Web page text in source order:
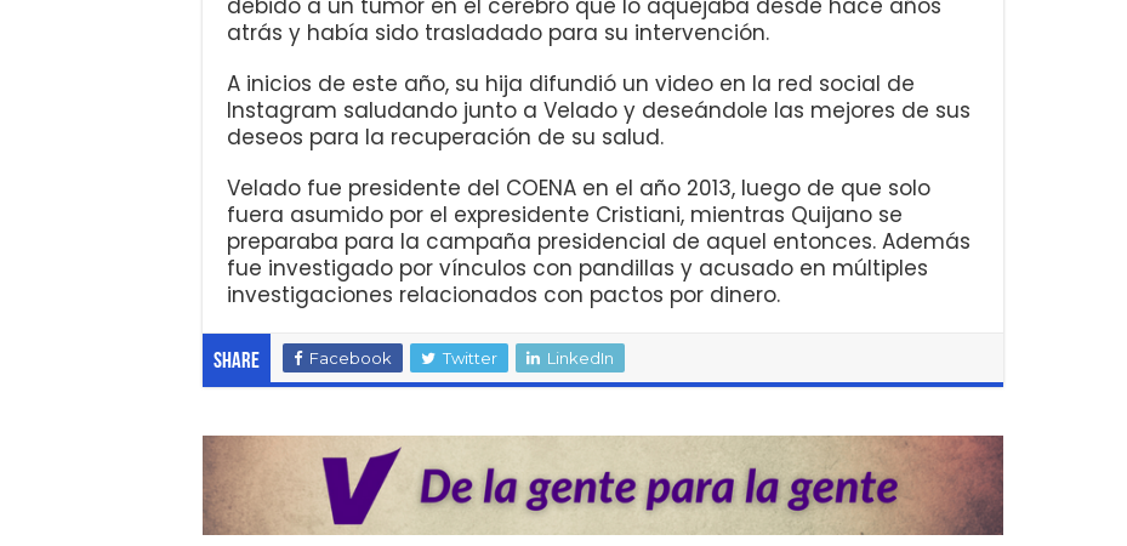
debido a un tumor en el cerebro que lo aquejaba desde hace años
atrás y había sido trasladado para su intervención.
A inicios de este año, su hija difundió un video en la red social de
Instagram saludando junto a Velado y deseándole las mejores de sus
deseos para la recuperación de su salud.
Velado fue presidente del COENA en el año 2013, luego de que solo
fuera asumido por el expresidente Cristiani, mientras Quijano se
preparaba para la campaña presidencial de aquel entonces. Además
fue investigado por vínculos con pandillas y acusado en múltiples
investigaciones relacionados con pactos por dinero.
Share Facebook Twitter LinkedIn